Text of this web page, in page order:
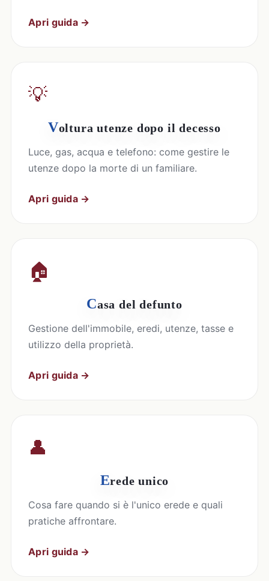
Apri guida →
💡
Voltura utenze dopo il decesso
Luce, gas, acqua e telefono: come gestire le
utenze dopo la morte di un familiare.
Apri guida →
🏠
Casa del defunto
Gestione dell'immobile, eredi, utenze, tasse e
utilizzo della proprietà.
Apri guida →
👤
Erede unico
Cosa fare quando si è l'unico erede e quali
pratiche affrontare.
Apri guida →